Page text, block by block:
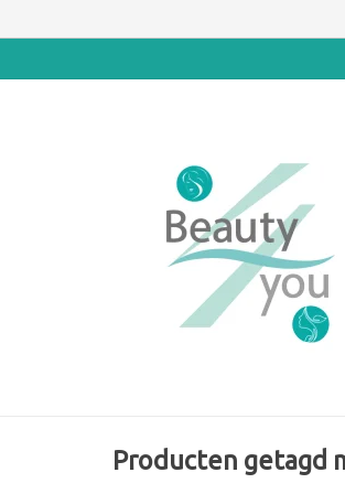
Producten getagd